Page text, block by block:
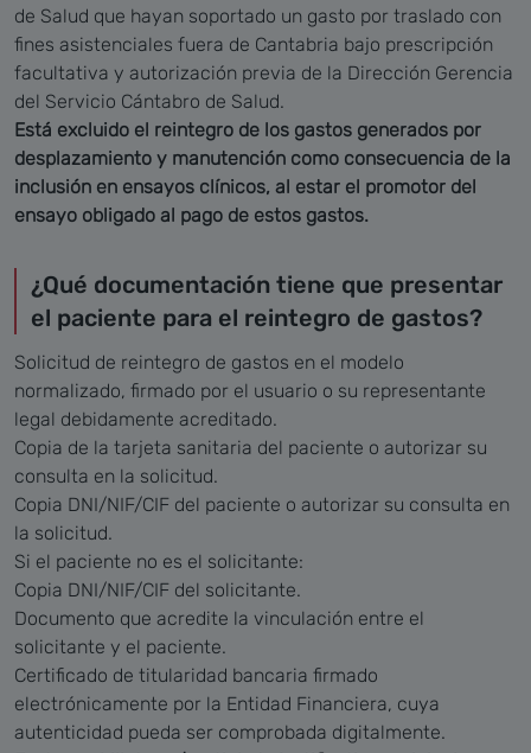
de Salud que hayan soportado un gasto por traslado con
fines asistenciales fuera de Cantabria bajo prescripción
facultativa y autorización previa de la Dirección Gerencia
del Servicio Cántabro de Salud.
Está excluido el reintegro de los gastos generados por
desplazamiento y manutención como consecuencia de la
inclusión en ensayos clínicos, al estar el promotor del
ensayo obligado al pago de estos gastos.
¿Qué documentación tiene que presentar
el paciente para el reintegro de gastos?
Solicitud de reintegro de gastos en el modelo
normalizado, firmado por el usuario o su representante
legal debidamente acreditado.
Copia de la tarjeta sanitaria del paciente o autorizar su
consulta en la solicitud.
Copia DNI/NIF/CIF del paciente o autorizar su consulta en
la solicitud.
Si el paciente no es el solicitante:
Copia DNI/NIF/CIF del solicitante.
Documento que acredite la vinculación entre el
solicitante y el paciente.
Certificado de titularidad bancaria firmado
electrónicamente por la Entidad Financiera, cuya
autenticidad pueda ser comprobada digitalmente.